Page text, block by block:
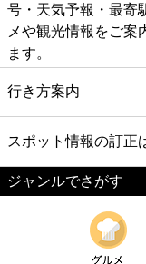
号・天気予報・最寄
メや観光情報をご案
ます。
行き方案内
スポット情報の訂正
ジャンルでさがす